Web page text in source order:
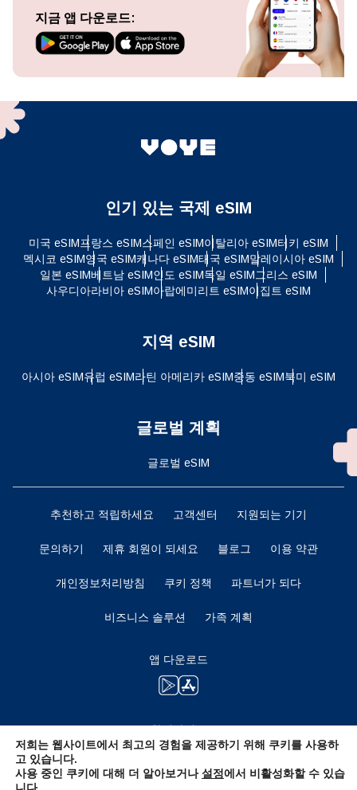
지금 앱 다운로드:
인기 있는 국제 eSIM
미국 eSIM프랑스 eSIM스페인 eSIM이탈리아 eSIM터키 eSIM
멕시코 eSIM영국 eSIM캐나다 eSIM태국 eSIM말레이시아 eSIM
일본 eSIM베트남 eSIM인도 eSIM독일 eSIM그리스 eSIM
사우디아라비아 eSIM아랍에미리트 eSIM이집트 eSIM
지역 eSIM
아시아 eSIM유럽 ​​eSIM라틴 아메리카 eSIM중동 eSIM북미 eSIM
글로벌 계획
글로벌 eSIM
추천하고 적립하세요 고객센터 지원되는 기기
문의하기 제휴 회원이 되세요 블로그 이용 약관
개인정보처리방침 쿠키 정책 파트너가 되다
비즈니스 솔루션 가족 계획
앱 다운로드
함께하세요
저희는 웹사이트에서 최고의 경험을 제공하기 위해 쿠키를 사용하
고 있습니다.
사용 중인 쿠키에 대해 더 알아보거나설정에서 비활성화할 수 있습